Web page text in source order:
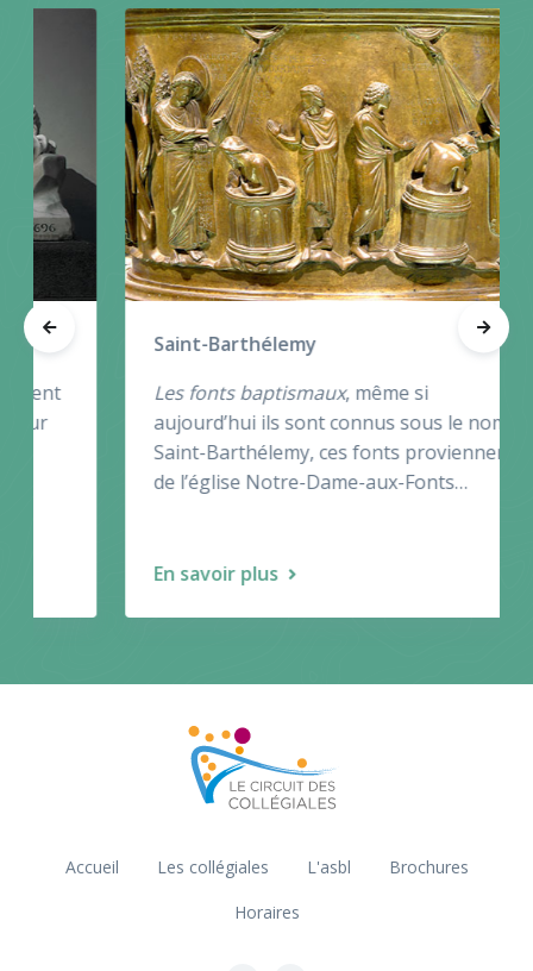
Saint-Barthélemy
Les fonts baptismaux, même si
aujourd’hui ils sont connus sous le nom de
Saint-Barthélemy, ces fonts proviennent
de l’église Notre-Dame-aux-Fonts…
En savoir plus
Accueil Les collégiales L'asbl
Brochures
Horaires